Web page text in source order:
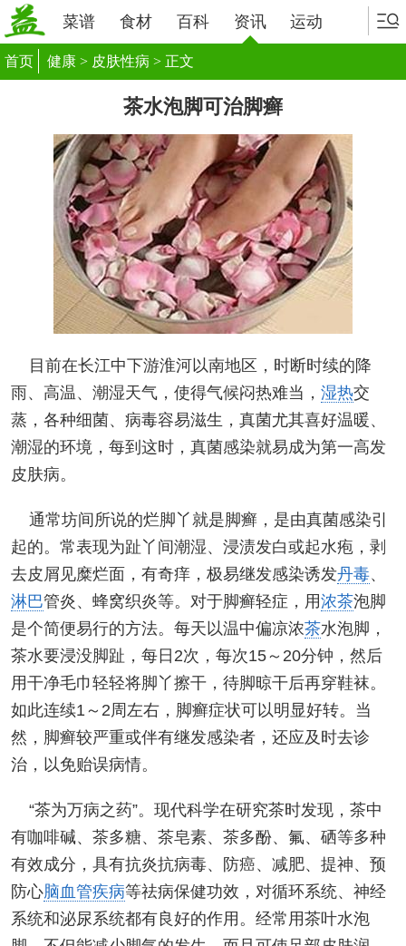
菜谱 食材 百科 资讯 运动
首页 健康 > 皮肤性病 > 正文
茶水泡脚可治脚癣
目前在长江中下游淮河以南地区，时断时续的降
雨、高温、潮湿天气，使得气候闷热难当， 湿热交
蒸，各种细菌、病毒容易滋生，真菌尤其喜好温暖、
潮湿的环境，每到这时，真菌感染就易成为第一高发
皮肤病。
通常坊间所说的烂脚丫就是脚癣，是由真菌感染引
起的。常表现为趾丫间潮湿、浸渍发白或起水疱，剥
去皮屑见糜烂面，有奇痒，极易继发感染诱发丹毒、
淋巴管炎、蜂窝织炎等。对于脚癣轻症，用浓茶泡脚
是个简便易行的方法。每天以温中偏凉浓茶水泡脚，
茶水要浸没脚趾，每日2次，每次15～20分钟，然后
用干净毛巾轻轻将脚丫擦干，待脚晾干后再穿鞋袜。
如此连续1～2周左右，脚癣症状可以明显好转。当
然，脚癣较严重或伴有继发感染者，还应及时去诊
治，以免贻误病情。
“茶为万病之药”。现代科学在研究茶时发现，茶中
有咖啡碱、茶多糖、茶皂素、茶多酚、氟、硒等多种
有效成分，具有抗炎抗病毒、防癌、减肥、提神、预
防心脑血管疾病等祛病保健功效，对循环系统、神经
系统和泌尿系统都有良好的作用。经常用茶叶水泡